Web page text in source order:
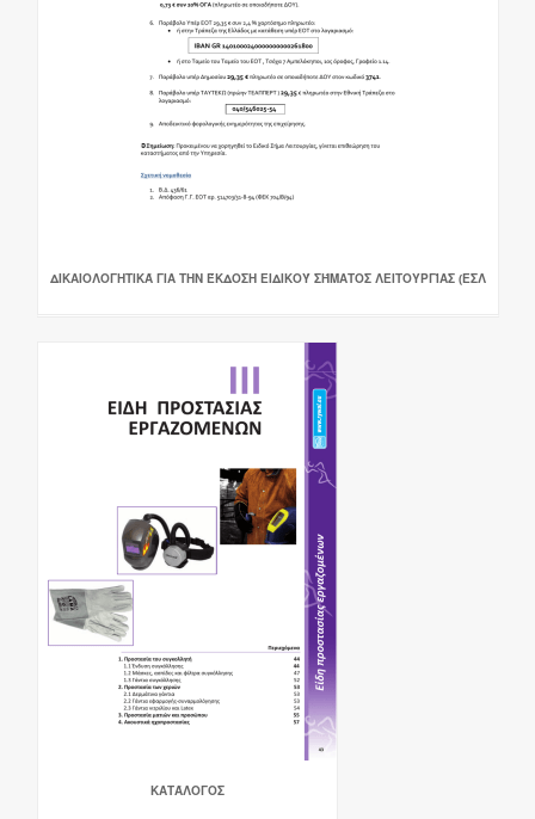
ΔΙΚΑΙΟΛΟΓΗΤΙΚΆ ΓΙΑ ΤΗΝ ΈΚΔΟΣΗ ΕΙΔΙΚΟΎ ΣΉΜΑΤΟΣ ΛΕΙΤΟΥΡΓΊΑΣ (ΕΣΛ
ΚΑΤΆΛΟΓΟΣ